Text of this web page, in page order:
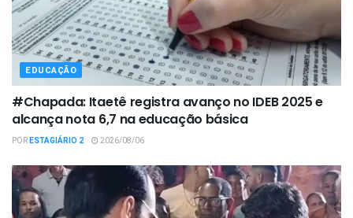
EDUCAÇÃO
#Chapada: Itaetê registra avanço no IDEB 2025 e
alcança nota 6,7 na educação básica
PORESTAGIÁRIO 2 2026/08/06